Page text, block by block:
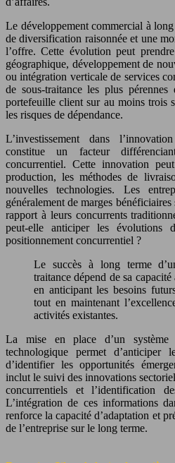
Le développement commercial à
de diversification raisonnée et une
l’offre. Cette évolution peut
géographique, développement de
ou intégration verticale de services
de sous-traitance les plus
portefeuille client sur au moins trois
les risques de dépendance.
L’investissement dans
constitue un facteur
concurrentiel. Cette innovation
production, les méthodes de
nouvelles technologies. Les
généralement de marges
rapport à leurs concurrents
peut-elle anticiper les évolutions
positionnement concurrentiel ?
Le succès à long terme
traitance dépend de sa
en anticipant les besoins
tout en maintenant
activités existantes.
La mise en place d’un
technologique permet
d’identifier les opportunités
inclut le suivi des innovations
concurrentiels et l’identification
L’intégration de ces informations
renforce la capacité d’adaptation et
de l’entreprise sur le long terme.